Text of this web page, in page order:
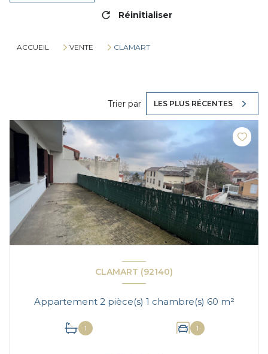
Réinitialiser
ACCUEIL VENTE CLAMART
Trier par LES PLUS RÉCENTES
CLAMART (92140)
Appartement 2 pièce(s) 1 chambre(s) 60 m²
1 1